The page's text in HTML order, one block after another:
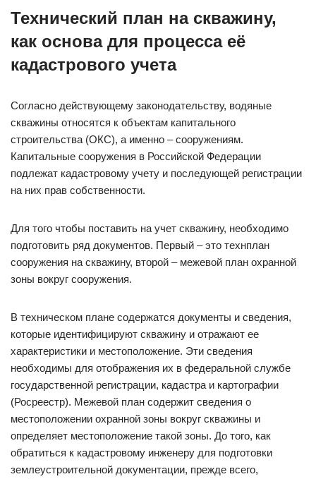
Технический план на скважину,
как основа для процесса её
кадастрового учета
Согласно действующему законодательству, водяные
скважины относятся к объектам капитального
строительства (ОКС), а именно – сооружениям.
Капитальные сооружения в Российской Федерации
подлежат кадастровому учету и последующей регистрации
на них прав собственности.
Для того чтобы поставить на учет скважину, необходимо
подготовить ряд документов. Первый – это технплан
сооружения на скважину, второй – межевой план охранной
зоны вокруг сооружения.
В техническом плане содержатся документы и сведения,
которые идентифицируют скважину и отражают ее
характеристики и местоположение. Эти сведения
необходимы для отображения их в федеральной службе
государственной регистрации, кадастра и картографии
(Росреестр). Межевой план содержит сведения о
местоположении охранной зоны вокруг скважины и
определяет местоположение такой зоны. До того, как
обратиться к кадастровому инженеру для подготовки
землеустроительной документации, прежде всего,